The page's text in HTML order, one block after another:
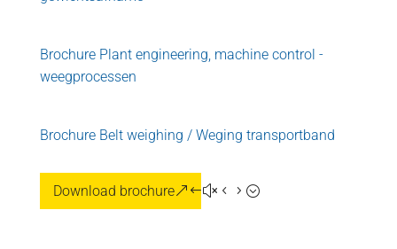
Brochure Plant engineering, machine control -
weegprocessen
Brochure Belt weighing / Weging transportband
Download brochure